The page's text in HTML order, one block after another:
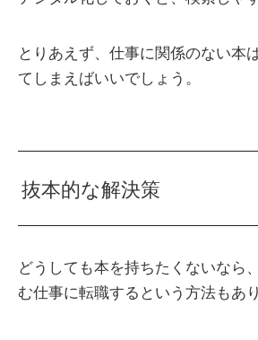
とりあえず、仕事に関係のない本
てしまえばいいでしょう。
抜本的な解決策
どうしても本を持ちたくないなら
む仕事に転職するという方法もあ